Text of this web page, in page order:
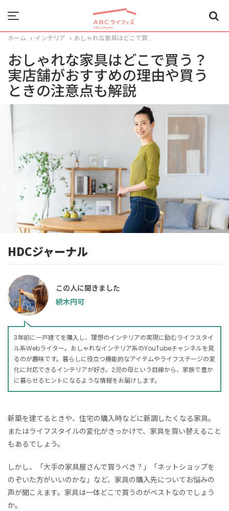
Menu
ホーム インテリア おしゃれな家具はどこで買...
おしゃれな家具はどこで買う？
実店舗がおすすめの理由や買う
ときの注意点も解説
HDCジャーナル
この人に聞きました
続木円可
3年前に一戸建てを購入し、理想のインテリアの実現に励むライフスタイ
ル系Webライター。おしゃれなインテリア系のYouTubeチャンネルを見
るのが趣味です。暮らしに役立つ機能的なアイテムやライフステージの変
化に対応できるインテリアが好き。2児の母という目線から、家族で豊か
に暮らせるヒントになるような情報をお届けします。
新築を建てるときや、住宅の購入時などに新調したくなる家具。
またはライフスタイルの変化がきっかけで、家具を買い替えること
もあるでしょう。
しかし、「大手の家具屋さんで買うべき？」「ネットショップを
のぞいた方がいいのかな」など、家具の購入先についてお悩みの
声が聞こえます。家具は一体どこで買うのがベストなのでしょう
か。